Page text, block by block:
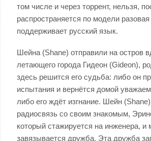
том числе и через торрент, нельзя,
распространяется по модели
поддерживает русский язык.
Шейна (Shane) отправили на остров
летающего города Гидеон (Gideon),
здесь решится его судьба: либо он
испытания и вернётся домой
либо его ждёт изгнание. Шейн
радиосвязь со своим знакомым,
который стажируется на инженера,
завязывается дружба. Эта дружба